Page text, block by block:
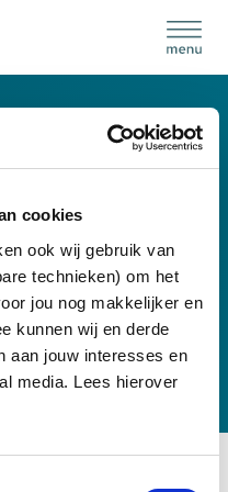
cookies
ook wij gebruik van
technieken) om het
jou nog makkelijker en
kunnen wij en derde
aan jouw interesses en
media. Lees hierover